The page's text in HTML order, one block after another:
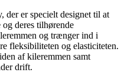
der er specielt designet til at
deres tilhørende
og trænger ind i
fleksibiliteten og elasticiteten.
af kileremmen samt
drift.